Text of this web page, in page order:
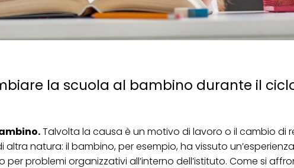
la scuola al bambino durante il
Talvolta la causa è un motivo di lavoro o il cambio di
natura: il bambino, per esempio, ha vissuto
problemi organizzativi all’interno dell’istituto. Come si